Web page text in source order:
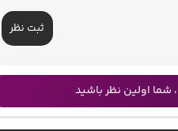
ثبت نظر
اولین نظر باشید